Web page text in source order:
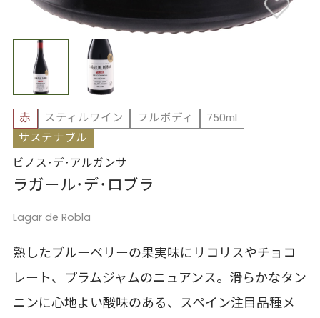
赤 スティルワイン フルボディ
750ml
サステナブル
ビノス･デ･アルガンサ
ラガール･デ･ロブラ
Lagar de Robla
熟したブルーベリーの果実味にリコリスやチョコ
レート、プラムジャムのニュアンス。滑らかなタン
ニンに心地よい酸味のある、スペイン注目品種メ